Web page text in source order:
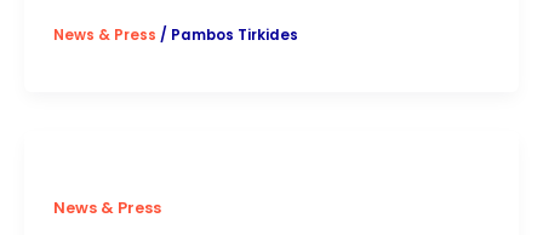
News & Press / Pambos Tirkides
News & Press